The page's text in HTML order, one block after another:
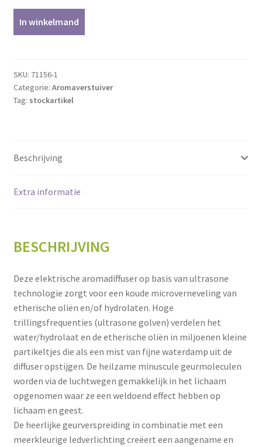
aantal
In winkelmand
SKU: 71156-1
Categorie: Aromaverstuiver
Tag: stockartikel
Beschrijving
Extra informatie
BESCHRIJVING
Deze elektrische aromadiffuser op basis van ultrasone
technologie zorgt voor een koude microverneveling van
etherische oliën en/of hydrolaten. Hoge
trillingsfrequenties (ultrasone golven) verdelen het
water/hydrolaat en de etherische oliën in miljoenen kleine
partikeltjes die als een mist van fijne waterdamp uit de
diffuser opstijgen. De heilzame minuscule geurmoleculen
worden via de luchtwegen gemakkelijk in het lichaam
opgenomen waar ze een weldoend effect hebben op
lichaam en geest.
De heerlijke geurverspreiding in combinatie met een
meerkleurige ledverlichting creëert een aangename en